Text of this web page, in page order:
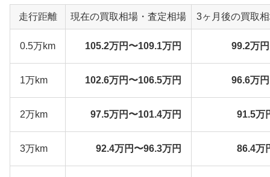
走行距離 現在の買取相場・査定相場 3ヶ月後の買取
0.5万km 105.2万円〜109.1万円 99.2万
1万km 102.6万円〜106.5万円 96.6万
2万km 97.5万円〜101.4万円 91.5万
3万km 92.4万円〜96.3万円 86.4万